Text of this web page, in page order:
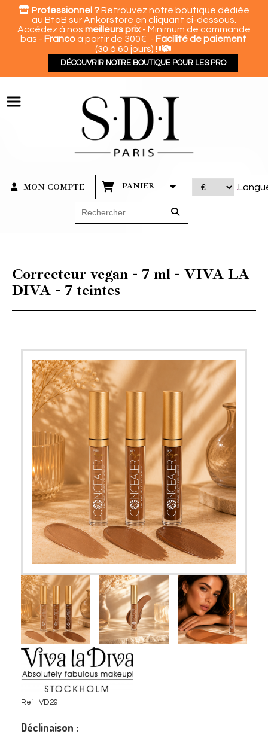
 Professionnel ?Retrouvez notre boutique dédiée
au BtoB sur Ankorstore en cliquant ci-dessous.
Accédez à nos meilleurs prix- Minimum de commande
bas - Francoà partir de 300€ - Facilité de paiement
(30 à 60 jours) ! 
DÉCOUVRIR NOTRE BOUTIQUE POUR LES PRO
MON COMPTE PANIER
Correcteur vegan - 7 ml - VIVA LA
DIVA - 7 teintes
Ref : VD29
Déclinaison :
Panneau de gestion des cookies